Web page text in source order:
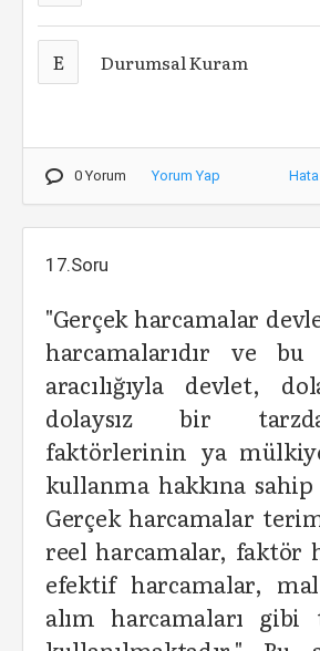
E Durumsal Kuram
0 Yorum Yorum Yap
17.Soru
"Gerçek harcamalar
harcamalarıdır ve bu
aracılığıyla devlet,
dolaysız bir
faktörlerinin ya
kullanma hakkına
Gerçek harcamalar
reel harcamalar, faktör
efektif harcamalar,
alım harcamaları